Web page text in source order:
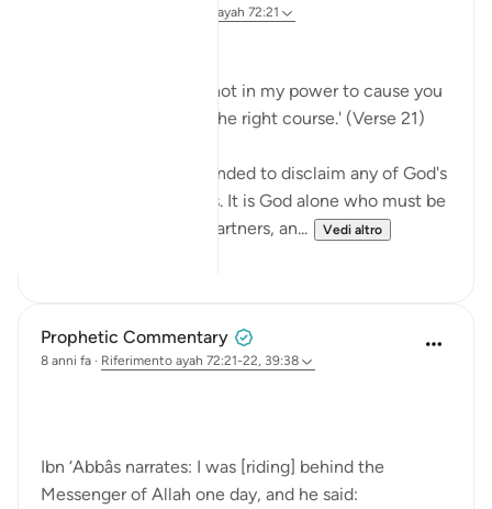
ayah 72:21
Say Muhammad: 'It is not in my power to cause you
harm or to set you on the right course.' (Verse 21)
The Prophet is commanded to disclaim any of God's
qualities and attributes. It is God alone who must be
worshipped, without partners, an...
Vedi altro
Prophetic Commentary
8 anni fa · Riferimento ayah 72:21-22, 39:38
Ibn ‘Abbâs narrates: I was [riding] behind the
Messenger of Allah one day, and he said: